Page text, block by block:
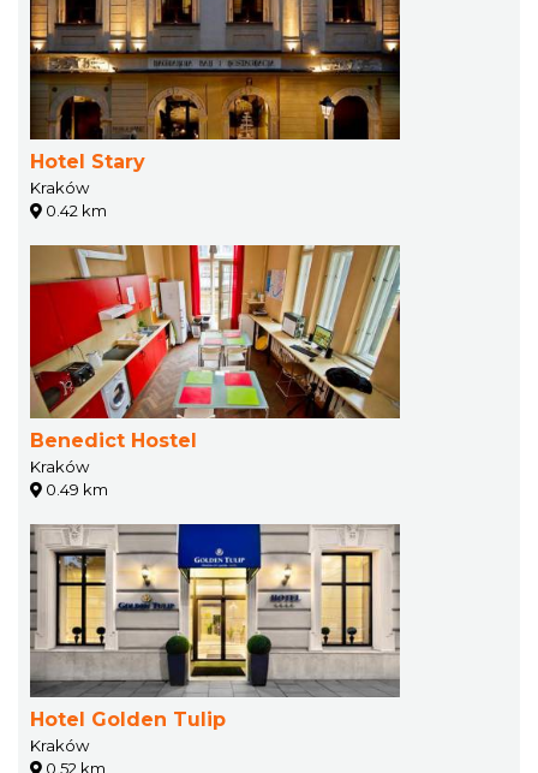
Hotel Stary
Kraków
0.42 km
Benedict Hostel
Kraków
0.49 km
Hotel Golden Tulip
Kraków
0.52 km